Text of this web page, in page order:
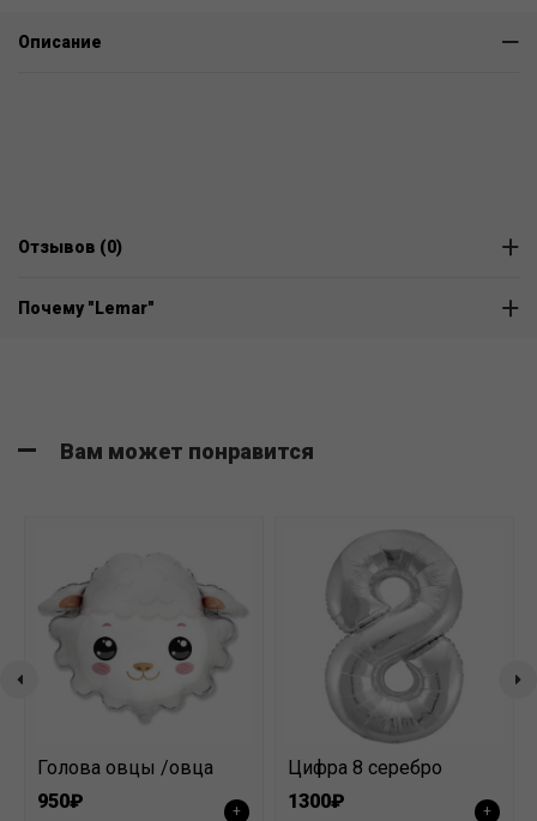
Описание
Отзывов (0)
Почему "Lemar"
Вам может понравится
Голова овцы /овца
950₽
+
Цифра 8 серебро
1300₽
+